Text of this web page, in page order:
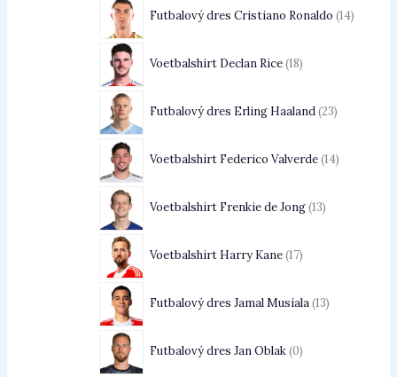
Futbalový dres Cristiano Ronaldo 14
Voetbalshirt Declan Rice 18
Futbalový dres Erling Haaland 23
Voetbalshirt Federico Valverde 14
Voetbalshirt Frenkie de Jong 13
Voetbalshirt Harry Kane 17
Futbalový dres Jamal Musiala 13
Futbalový dres Jan Oblak 0